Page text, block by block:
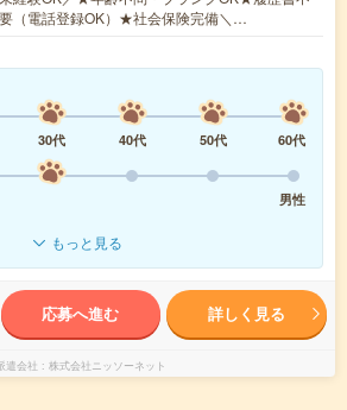
（電話登録OK）★社会保険完備＼…
30代 40代 50代
60代
男性
もっと見る
応募へ進む 詳しく見る
遣会社 株式会社ニッソーネット